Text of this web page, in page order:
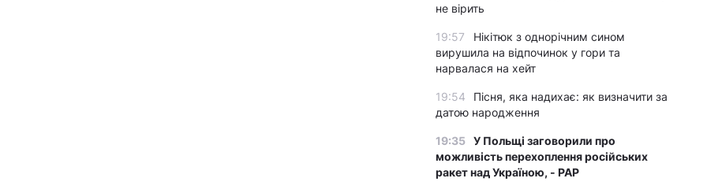
не вірить
19:57
Нікітюк з однорічним сином
вирушила на відпочинок у гори та
нарвалася на хейт
19:54
Пісня, яка надихає: як визначити за
датою народження
19:35 У Польщі заговорили про
можливість перехоплення російських
ракет над Україною, - PAP